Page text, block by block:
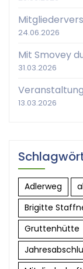
24.06.2026
Mit Smovey
31.03.2026
13.03.2026
Adlerweg
Brigitte
Gruttenhütte